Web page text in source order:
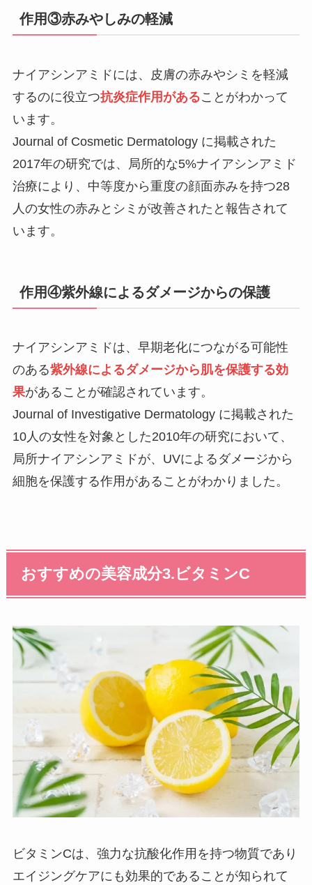
作用③赤みやしみの軽減
ナイアシンアミドには、皮膚の赤みやシミを軽減
するのに役立つ抗炎症作用があることがわかって
います。
Journal of Cosmetic Dermatology に掲載された
2017年の研究では、局所的な5%ナイアシンアミド
治療により、中等度から重度の顔面赤みを持つ28
人の女性の赤みとシミが改善されたと報告されて
います。
作用④紫外線によるダメージからの保護
ナイアシンアミドは、早期老化につながる可能性
のある紫外線によるダメージから肌を保護する効
果があることが確認されています。
Journal of Investigative Dermatology に掲載された
10人の女性を対象とした2010年の研究において、
局所ナイアシンアミドが、UVによるダメージから
細胞を保護する作用があることがわかりました。
おすすめの美容成分3.ビタミンC
ビタミンCは、強力な抗酸化作用を持つ物質であり
エイジングケアにも効果的であることが知られて